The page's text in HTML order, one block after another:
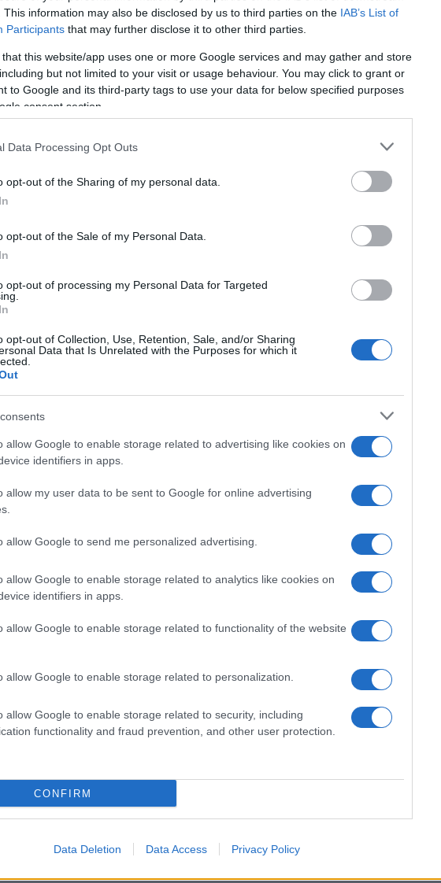
This information may also be disclosed by us to third parties on the IAB’s List of
Participants that may further disclose it to other third parties.
that this website/app uses one or more Google services and may gather and store
but not limited to your visit or usage behaviour. You may click to grant or
to Google and its third-party tags to use your data for below specified purposes
consent section.
Data Processing Opt Outs
opt-out of the Sharing of my personal data.
opt-out of the Sale of my Personal Data.
opt-out of processing my Personal Data for Targeted
opt-out of Collection, Use, Retention, Sale, and/or Sharing
Data that Is Unrelated with the Purposes for which it
allow Google to enable storage related to advertising like cookies on
identifiers in apps.
allow my user data to be sent to Google for online advertising
allow Google to send me personalized advertising.
allow Google to enable storage related to analytics like cookies on
identifiers in apps.
allow Google to enable storage related to functionality of the website
allow Google to enable storage related to personalization.
allow Google to enable storage related to security, including
functionality and fraud prevention, and other user protection.
CONFIRM
Data Deletion Data Access Privacy Policy
δράση, παρέχετε προστασία από καρδιακές και
και για αναπνευστικά προβλήματα, καθώς και για
στο μπρόκολο, το σπανάκι, αλλά και τα λαχανικά των
Β βοηθούν το νευρικό σύστημα, καθώς και
βοήθεια δίνεται από τα συστατικά της πατάτας στις
Ωστόσο, οι ψητές πατάτες, που έχουν ψυχθεί
Όσον αφορά τα οφέλη από το άμυλο είναι ίδια με
πληρότητας, με μικρότερης ποσότητας κατανάλωση
μυστικό για να μπορεί να έχει ένας άνθρωπος, υγιές
αποτέλεσμα, θα πρέπει να καταναλώνει
χρονικά διαστήματα.
πρέπει να δείτε και αυτή τη συνταγή!
με γήινες αποχρώσεις στη διακόσμηση
φούρνου